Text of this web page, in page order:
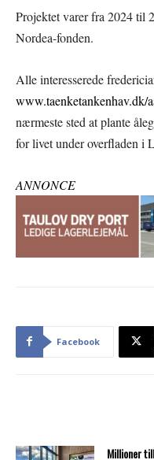
Projektet varer fra 2024 til
Nordea-fonden.
Alle interesserede
www.taenketankenhav.dk/
nærmeste sted at plante
for livet under overfladen i
ANNONCE
Facebook
Millioner